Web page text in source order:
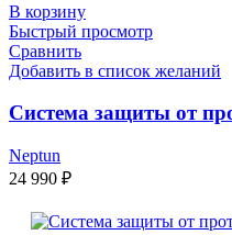
В корзину
Быстрый просмотр
Сравнить
Добавить в список желаний
Система защиты от
Neptun
24 990 ₽